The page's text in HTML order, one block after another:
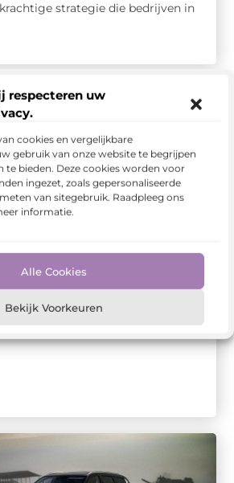
respecteren uw
cookies en vergelijkbare
gebruik van onze website te begrijpen
te bieden. Deze cookies worden voor
ingezet, zoals gepersonaliseerde
van sitegebruik. Raadpleeg ons
informatie.
Alle Cookies
Bekijk Voorkeuren
strategie die bedrijven in
ontwikkeling: Stappenplan
het bouwen van een website die